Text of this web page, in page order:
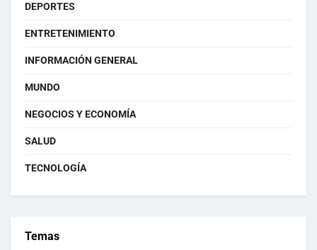
DEPORTES
ENTRETENIMIENTO
INFORMACIÓN GENERAL
MUNDO
NEGOCIOS Y ECONOMÍA
SALUD
TECNOLOGÍA
Temas